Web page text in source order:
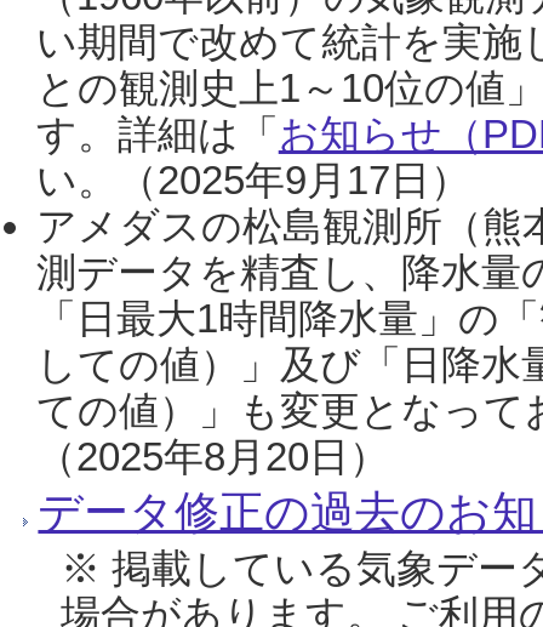
い期間で改めて統計を実
との観測史上1～10位の値
す。詳細は「 お知らせ（
い。（2025年9月17日）
アメダスの松島観測所（熊
測データを精査し、降水
「日最大1時間降水量」の
しての値）」及び「日降
ての値）」も変更となっ
（2025年8月20日）
データ修正の過去のお
※ 掲載している気象デー
場合があります。 ご利用